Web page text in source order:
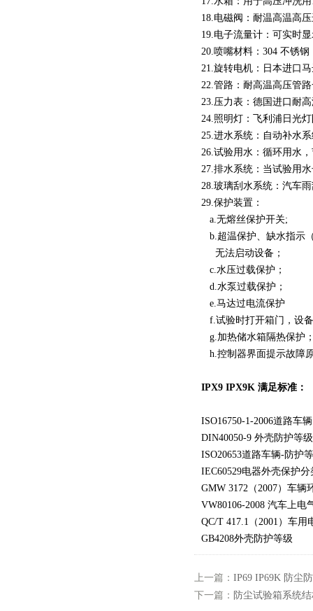
18.电磁阀：耐温高温高
19.电子流量计：可实时
20.喷嘴材料：304 不锈
21.旋转电机：日本进口
22.管路：耐高温高压管
23.压力表：德国进口耐
24.照明灯：飞利浦日光
25.进水系统：自动补水
26.试验用水：循环用水
27.排水系统：当试验用
28.玻璃刮水系统：汽车
29.保护装置：
a.无熔丝保护开关;
b.超温保护、缺水指示
无法启动设备；
c.水压过载保护；
d.水泵过载保护；
e.马达过电流保护
f.试验时打开箱门，设
g.加热储水箱隔热保护
h.控制器界面提示故障
IPX9 IPX9K 满足标准：
ISO16750-1-2006道路车
DIN40050-9 外壳防护等
ISO20653道路车辆-防护
IEC60529电器外壳保护
GMW 3172（2007）车
VW80106-2008 汽车上
QC/T 417.1（2001）车
GB4208外壳防护等级
上一篇： IP69 IP69K 防尘
下一篇： 防尘试验箱系统